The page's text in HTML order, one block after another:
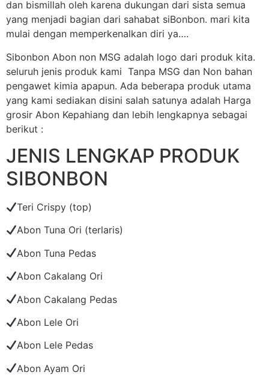
dan bismillah oleh karena dukungan dari sista semua
yang menjadi bagian dari sahabat siBonbon. mari kita
mulai dengan memperkenalkan diri ya….
Sibonbon Abon non MSG adalah logo dari produk kita.
seluruh jenis produk kami Tanpa MSG dan Non bahan
pengawet kimia apapun. Ada beberapa produk utama
yang kami sediakan disini salah satunya adalah Harga
grosir Abon Kepahiang dan lebih lengkapnya sebagai
berikut :
JENIS LENGKAP PRODUK
SIBONBON
Teri Crispy (top)
Abon Tuna Ori (terlaris)
Abon Tuna Pedas
Abon Cakalang Ori
Abon Cakalang Pedas
Abon Lele Ori
Abon Lele Pedas
Abon Ayam Ori